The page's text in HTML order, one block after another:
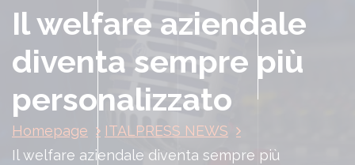
Il welfare aziendale
diventa sempre più
personalizzato
Homepage
ITALPRESS NEWS
Il welfare aziendale diventa sempre più